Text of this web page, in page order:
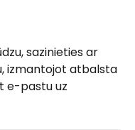
sazinieties ar
izmantojot atbalsta
e-pastu uz